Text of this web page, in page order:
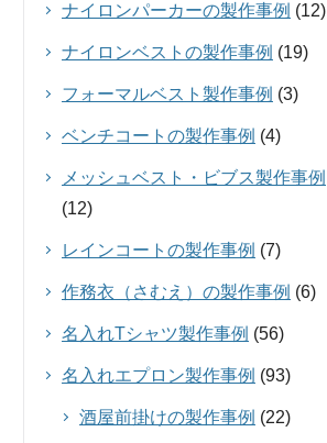
ナイロンパーカーの製作事例 (12)
ナイロンベストの製作事例 (19)
フォーマルベスト製作事例 (3)
ベンチコートの製作事例 (4)
メッシュベスト・ビブス製作事例
(12)
レインコートの製作事例 (7)
作務衣（さむえ）の製作事例 (6)
名入れTシャツ製作事例 (56)
名入れエプロン製作事例 (93)
酒屋前掛けの製作事例 (22)